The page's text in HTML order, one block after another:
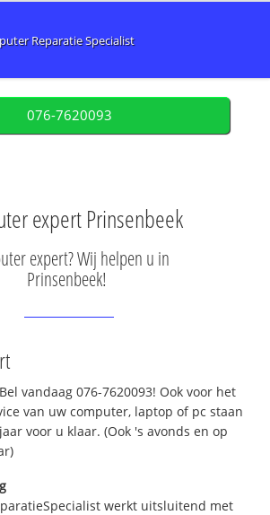
Reparatie Specialist
076-7620093
expert Prinsenbeek
expert? Wij helpen u in
Prinsenbeek!
vandaag 076-7620093! Ook voor het
van uw computer, laptop of pc staan
voor u klaar. (Ook 's avonds en op
werkt uitsluitend met